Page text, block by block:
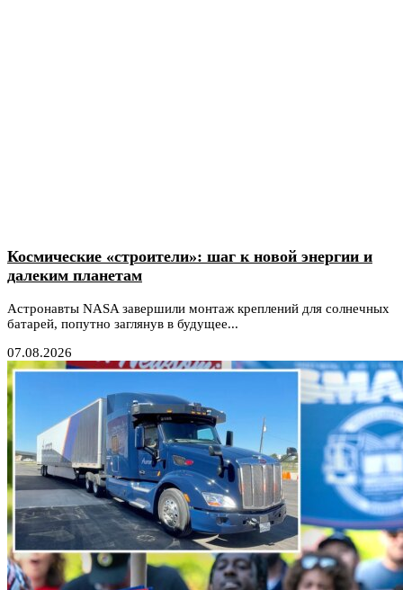
Космические «строители»: шаг к новой энергии и
далеким планетам
Астронавты NASA завершили монтаж креплений для солнечных
батарей, попутно заглянув в будущее...
07.08.2026